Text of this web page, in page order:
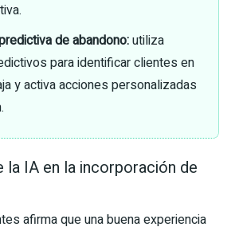
de abandono:utiliza
para identificar clientes en
y activa acciones personalizadas
la IA en la incorporación de
afirma que una buena experiencia